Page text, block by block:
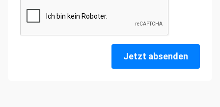
Jetzt absenden